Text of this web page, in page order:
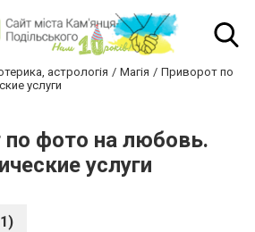
астрологія Магія
Приворот по
услуги
по фото на любовь.
услуги